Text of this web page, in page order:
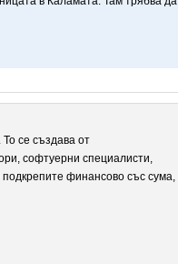
се създава от
софтуерни специалисти,
финансово със сума,